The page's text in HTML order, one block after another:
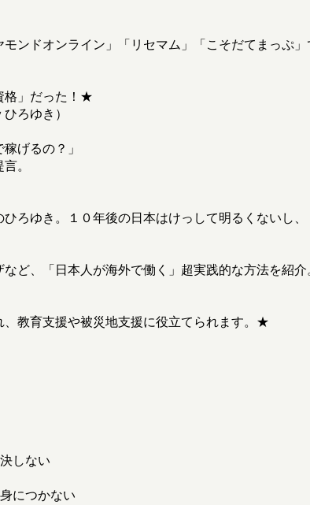
ンドオンライン」「リセマム」「こそだてまっぷ」
格」だった！★
ろゆき）
げるの？」
。
ろゆき。１０年後の日本はけっして明るくないし
ど、「日本人が海外で働く」超実践的な方法を紹
教育支援や被災地支援に役立てられます。★
しない
につかない